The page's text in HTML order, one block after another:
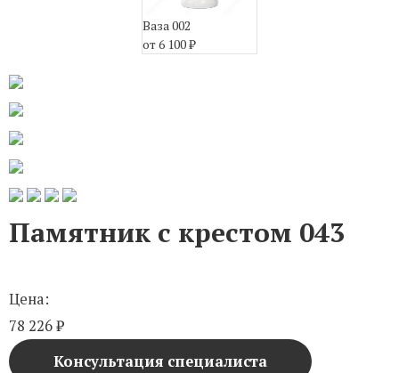
Ваза 002
от 6 100₽
Памятник с крестом 043
Цена:
78 226₽
Консультация специалиста